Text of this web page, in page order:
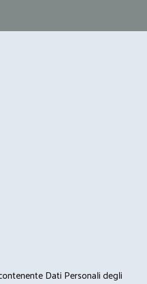
Dati Personali degli